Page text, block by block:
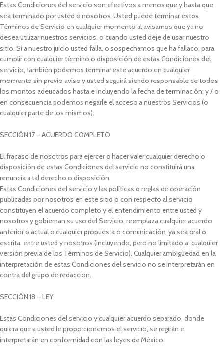
Estas Condiciones del servicio son efectivos a menos que y hasta que
sea terminado por usted o nosotros. Usted puede terminar estos
Términos de Servicio en cualquier momento al avisarnos que ya no
desea utilizar nuestros servicios, o cuando usted deje de usar nuestro
sitio. Si a nuestro juicio usted falla, o sospechamos que ha fallado, para
cumplir con cualquier término o disposición de estas Condiciones del
servicio, también podemos terminar este acuerdo en cualquier
momento sin previo aviso y usted seguirá siendo responsable de todos
los montos adeudados hasta e incluyendo la fecha de terminación; y / o
en consecuencia podemos negarle el acceso a nuestros Servicios (o
cualquier parte de los mismos).
SECCIÓN 17 – ACUERDO COMPLETO
El fracaso de nosotros para ejercer o hacer valer cualquier derecho o
disposición de estas Condiciones del servicio no constituirá una
renuncia a tal derecho o disposición.
Estas Condiciones del servicio y las políticas o reglas de operación
publicadas por nosotros en este sitio o con respecto al servicio
constituyen el acuerdo completo y el entendimiento entre usted y
nosotros y gobiernan su uso del Servicio, reemplaza cualquier acuerdo
anterior o actual o cualquier propuesta o comunicación, ya sea oral o
escrita, entre usted y nosotros (incluyendo, pero no limitado a, cualquier
versión previa de los Términos de Servicio). Cualquier ambigüedad en la
interpretación de estas Condiciones del servicio no se interpretarán en
contra del grupo de redacción.
SECCIÓN 18 – LEY
Estas Condiciones del servicio y cualquier acuerdo separado, donde
quiera que a usted le proporcionemos el servicio, se regirán e
interpretarán en conformidad con las leyes de México.